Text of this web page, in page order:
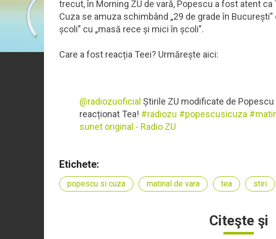
trecut, în Morning ZU de vară, Popescu a fost atent
Cuza se amuza schimbând „29 de grade în București”
școli” cu „masă rece și mici în școli”.
Care a fost reacția Teei? Urmărește aici:
@radiozuoficial Știrile ZU modificate de Popescu
reacționat Tea! #radiozu #popescusicuza
sunet original - Radio ZU
Etichete:
popescu si cuza matinal de vara tea stiri
Citeşte şi